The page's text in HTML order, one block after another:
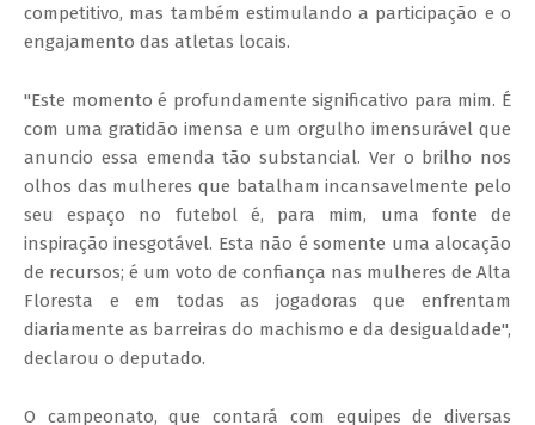
competitivo, mas também estimulando a participação e o
engajamento das atletas locais.
"Este momento é profundamente significativo para mim. É
com uma gratidão imensa e um orgulho imensurável que
anuncio essa emenda tão substancial. Ver o brilho nos
olhos das mulheres que batalham incansavelmente pelo
seu espaço no futebol é, para mim, uma fonte de
inspiração inesgotável. Esta não é somente uma alocação
de recursos; é um voto de confiança nas mulheres de Alta
Floresta e em todas as jogadoras que enfrentam
diariamente as barreiras do machismo e da desigualdade",
declarou o deputado.
O campeonato, que contará com equipes de diversas